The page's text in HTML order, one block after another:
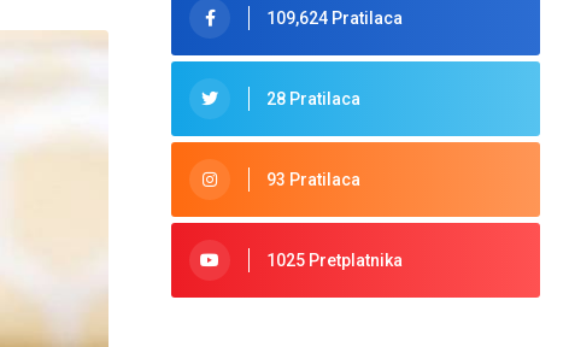
109,624 Pratilaca
28 Pratilaca
93 Pratilaca
1025 Pretplatnika